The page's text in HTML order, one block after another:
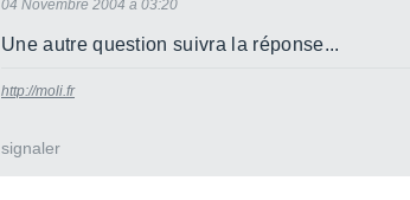
04 Novembre 2004 à 03:20
Une autre question suivra la réponse...
http://moli.fr
signaler